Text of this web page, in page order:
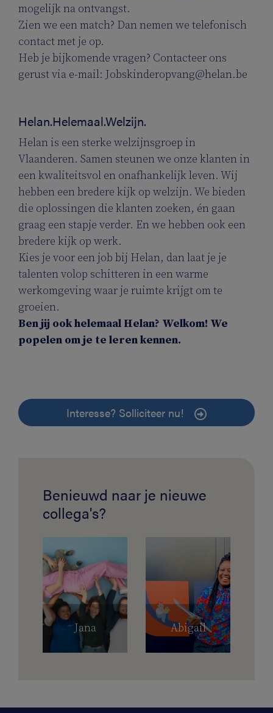
mogelijk na ontvangst.
Zien we een match? Dan nemen we telefonisch
contact met je op.
Heb je bijkomende vragen? Contacteer ons
gerust via e-mail: Jobskinderopvang@helan.be
Helan.Helemaal.Welzijn.
Helan is een sterke welzijnsgroep in
Vlaanderen. Samen steunen we onze klanten in
een kwaliteitsvol en onafhankelijk leven. Wij
hebben een bredere kijk op welzijn. We bieden
die oplossingen die klanten zoeken, én gaan
graag een stapje verder. En we hebben ook een
bredere kijk op werk.
Kies je voor een job bij Helan, dan laat je je
talenten volop schitteren in een warme
werkomgeving waar je ruimte krijgt om te
groeien.
Ben jij ook helemaal Helan? Welkom! We
popelen om je te leren kennen.
Interesse? Solliciteer nu!
Benieuwd naar je nieuwe
collega's?
Jana Abigail